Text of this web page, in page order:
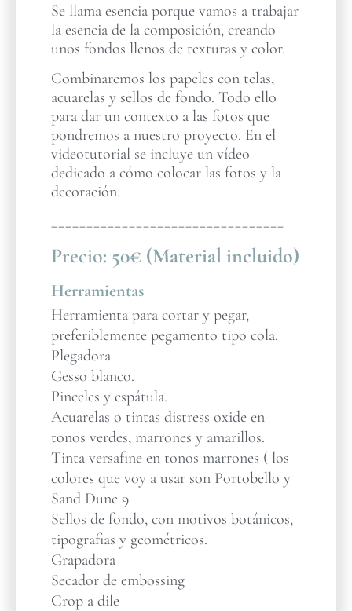
Se llama esencia porque vamos a trabajar
la esencia de la composición, creando
unos fondos llenos de texturas y color.
Combinaremos los papeles con telas,
acuarelas y sellos de fondo. Todo ello
para dar un contexto a las fotos que
pondremos a nuestro proyecto. En el
videotutorial se incluye un vídeo
dedicado a cómo colocar las fotos y la
decoración.
_________________________________
Precio: 50€ (Material incluido)
Herramientas
Herramienta para cortar y pegar,
preferiblemente pegamento tipo cola.
Plegadora
Gesso blanco.
Pinceles y espátula.
Acuarelas o tintas distress oxide en
tonos verdes, marrones y amarillos.
Tinta versafine en tonos marrones ( los
colores que voy a usar son Portobello y
Sand Dune 9
Sellos de fondo, con motivos botánicos,
tipografias y geométricos.
Grapadora
Secador de embossing
Crop a dile